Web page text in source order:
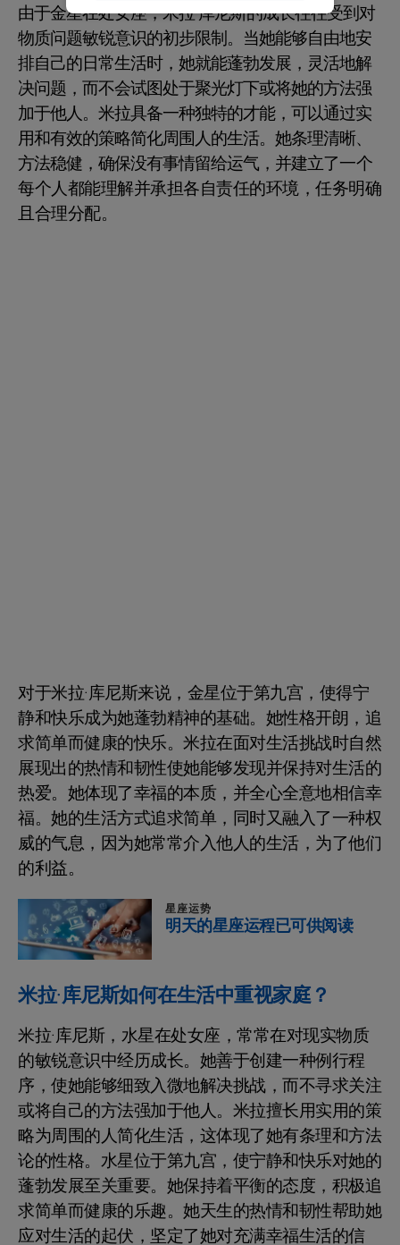
由于金星在处女座，米拉·库尼斯的成长往往受到对
物质问题敏锐意识的初步限制。当她能够自由地安
排自己的日常生活时，她就能蓬勃发展，灵活地解
决问题，而不会试图处于聚光灯下或将她的方法强
加于他人。米拉具备一种独特的才能，可以通过实
用和有效的策略简化周围人的生活。她条理清晰、
方法稳健，确保没有事情留给运气，并建立了一个
每个人都能理解并承担各自责任的环境，任务明确
且合理分配。
对于米拉·库尼斯来说，金星位于第九宫，使得宁
静和快乐成为她蓬勃精神的基础。她性格开朗，追
求简单而健康的快乐。米拉在面对生活挑战时自然
展现出的热情和韧性使她能够发现并保持对生活的
热爱。她体现了幸福的本质，并全心全意地相信幸
福。她的生活方式追求简单，同时又融入了一种权
威的气息，因为她常常介入他人的生活，为了他们
的利益。
星座运势
明天的星座运程已可供阅读
米拉·库尼斯如何在生活中重视家庭？
米拉·库尼斯，水星在处女座，常常在对现实物质
的敏锐意识中经历成长。她善于创建一种例行程
序，使她能够细致入微地解决挑战，而不寻求关注
或将自己的方法强加于他人。米拉擅长用实用的策
略为周围的人简化生活，这体现了她有条理和方法
论的性格。水星位于第九宫，使宁静和快乐对她的
蓬勃发展至关重要。她保持着平衡的态度，积极追
求简单而健康的乐趣。她天生的热情和韧性帮助她
应对生活的起伏，坚定了她对充满幸福生活的信